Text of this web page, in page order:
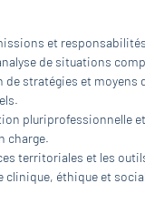
et
de situations
de stratégies et moyens
pluriprofessionnelle
charge.
territoriales et les
clinique, éthique et